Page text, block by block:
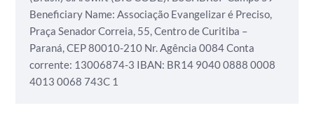
Beneficiary Name: Associação Evangelizar é Preciso,
Praça Senador Correia, 55, Centro de Curitiba –
Paraná, CEP 80010-210 Nr. Agência 0084Conta
corrente: 13006874-3 IBAN: BR14 9040 0888 0008
4013 0068 743C 1